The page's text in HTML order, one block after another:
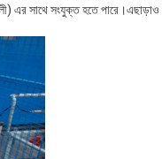
এর সাথে সংযুক্ত হতে